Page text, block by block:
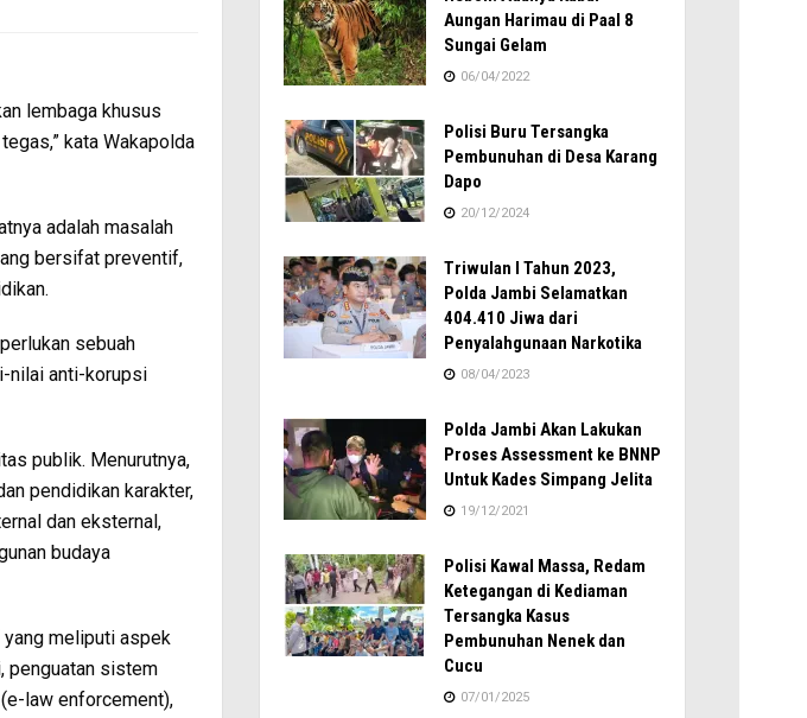
lembaga khusus
kata Wakapolda
adalah masalah
bersifat preventif,
sebuah
nilai anti-korupsi
publik. Menurutnya,
pendidikan karakter,
dan eksternal,
budaya
meliputi aspek
penguatan sistem
law enforcement),
Aungan Harimau di Paal 8
Sungai Gelam
06/04/2022
Polisi Buru Tersangka
Pembunuhan di Desa Karang
Dapo
20/12/2024
Triwulan I Tahun 2023,
Polda Jambi Selamatkan
404.410 Jiwa dari
Penyalahgunaan Narkotika
08/04/2023
Polda Jambi Akan Lakukan
Proses Assessment ke BNNP
Untuk Kades Simpang Jelita
19/12/2021
Polisi Kawal Massa, Redam
Ketegangan di Kediaman
Tersangka Kasus
Pembunuhan Nenek dan
Cucu
07/01/2025